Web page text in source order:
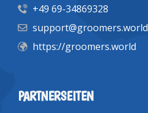
+49 69-34869328
support@groomers.world
https://groomers.world
PARTNERSEITEN